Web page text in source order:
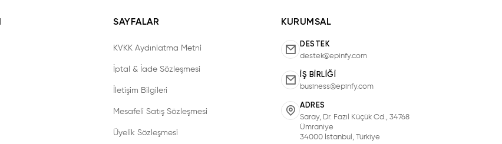
SAYFALAR
KVKK Aydınlatma Metni
İptal & İade Sözleşmesi
İletişim Bilgileri
Mesafeli Satış Sözleşmesi
Üyelik Sözleşmesi
KURUMSAL
DESTEK
destek@epinfy.com
İŞ BIRLIĞI
business@epinfy.com
ADRES
Saray, Dr. Fazıl Küçük Cd., 34768
Ümraniye
34000 İstanbul, Türkiye